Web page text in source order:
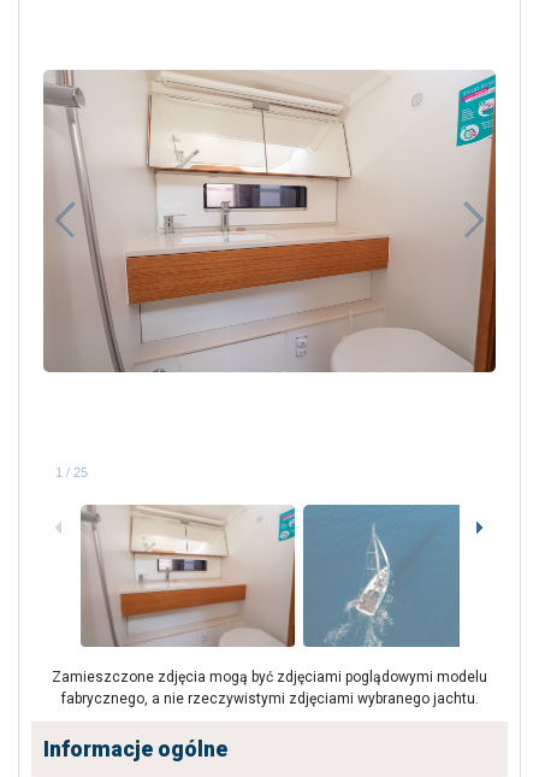
1 / 25
Zamieszczone zdjęcia mogą być zdjęciami poglądowymi modelu
fabrycznego, a nie rzeczywistymi zdjęciami wybranego jachtu.
Informacje ogólne